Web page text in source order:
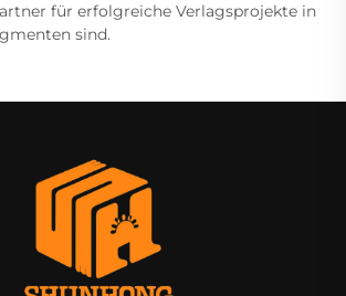
für erfolgreiche Verlagsprojekte in
sind.